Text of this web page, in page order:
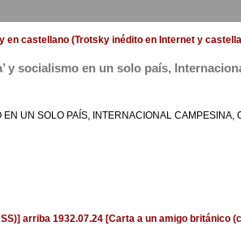
en castellano (Trotsky inédito en Internet y
y socialismo en un solo país,
UN SOLO PAÍS, INTERNACIONAL CAMPESINA,
arriba 1932.07.24 [Carta a un amigo británico